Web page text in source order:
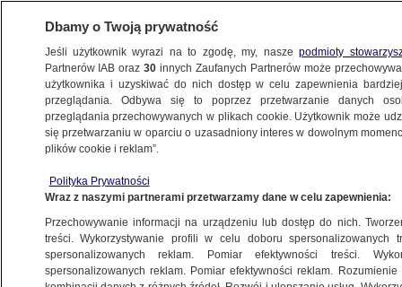
METEO
NAJNOWSZE
4.12.2011, 10:14
Udostępnij
Dbamy o Twoją prywatność
Jeśli użytkownik wyrazi na to zgodę, my, naszepodmioty
Partnerów IAB oraz30 innych Zaufanych Partnerów może
użytkownika i uzyskiwać do nich dostęp w celu zapewnienia
przeglądania. Odbywa się to poprzez przetwarzanie danych
przeglądania przechowywanych w plikach cookie. Użytkownik może
się przetwarzaniu w oparciu o uzasadniony interes w dowolnym
plików cookie i reklam”.
Polityka Prywatności
Wraz z naszymi partnerami przetwarzamy dane w celu zapewnienia:
Przechowywanie informacji na urządzeniu lub dostęp do nich.
treści. Wykorzystywanie profili w celu doboru spersonalizowanych
spersonalizowanych reklam. Pomiar efektywności treści.
spersonalizowanych reklam. Pomiar efektywności reklam.